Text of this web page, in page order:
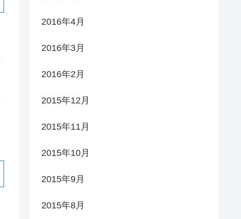
2016年4月
2016年3月
2016年2月
2015年12月
2015年11月
2015年10月
2015年9月
2015年8月